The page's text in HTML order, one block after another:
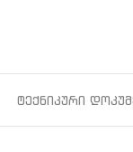
ᲢᲔᲥᲜᲘᲙᲣᲠᲘ